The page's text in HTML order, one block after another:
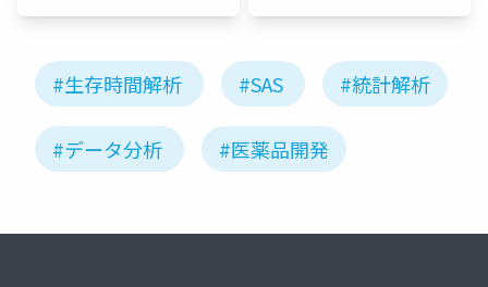
#生存時間解析 #SAS #統計解析
#データ分析 #医薬品開発